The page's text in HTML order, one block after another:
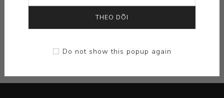
NHÀ SẢN XUẤT CỦA
THẺ PHỔ BIẾN
THEO DÕI
Do not show this popup again